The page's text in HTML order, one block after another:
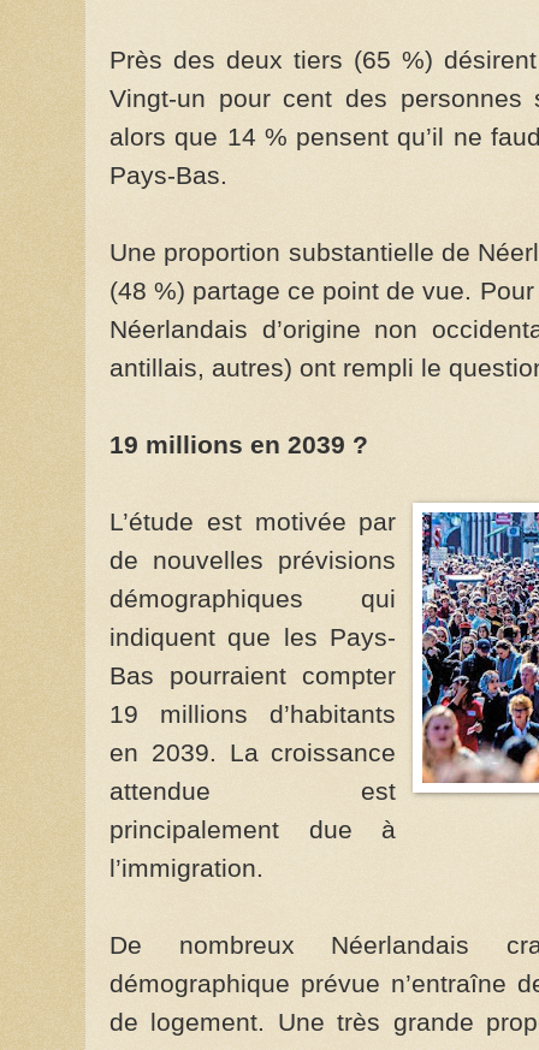
Près des deux tiers (65 %)
Vingt-un pour cent des
alors que 14 % pensent qu’il ne
Pays-Bas.
Une proportion substantielle de
(48 %) partage ce point de vue.
Néerlandais d’origine non
antillais, autres) ont rempli le
19 millions en 2039 ?
L’étude est motivée par
de nouvelles prévisions
démographiques qui
indiquent que les Pays-
Bas pourraient compter
19 millions d’habitants
en 2039. La croissance
attendue est
principalement due à
l’immigration.
De nombreux Néerlandais
démographique prévue n’entraîne
de logement. Une très grande